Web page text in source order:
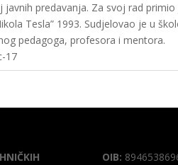
predavanja. Za svoj rad primio
Tesla” 1993. Sudjelovao je u
pedagoga, profesora i mentora.
17
OIB: